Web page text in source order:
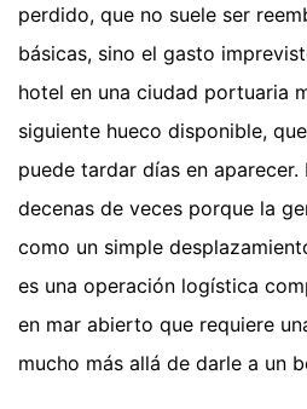
perdido, que no suele ser
básicas, sino el gasto
hotel en una ciudad portuaria
siguiente hueco disponible,
puede tardar días en
decenas de veces porque la
como un simple
es una operación logística
en mar abierto que requiere
mucho más allá de darle a un